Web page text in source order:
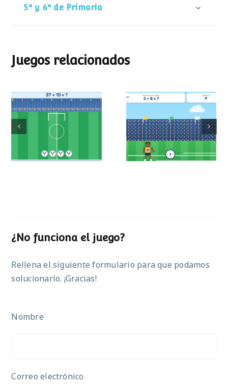
5º y 6º de Primaria
Juegos relacionados
Mundial de
operaciones
Partido de sumas
¿No funciona el juego?
Rellena el siguiente formulario para que podamos
solucionarlo. ¡Gracias!
Nombre
Correo electrónico